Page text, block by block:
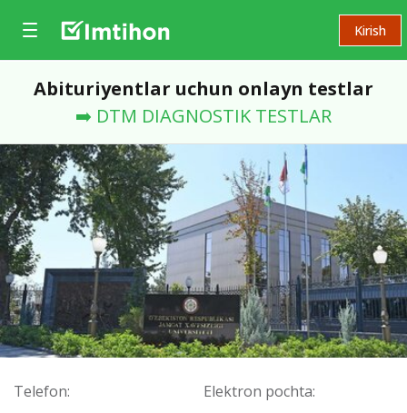
Kirish
Abituriyentlar uchun onlayn testlar
➡️ DTM DIAGNOSTIK TESTLAR
Telefon: Elektron pochta: